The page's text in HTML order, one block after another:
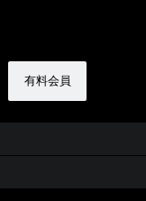
有料会員